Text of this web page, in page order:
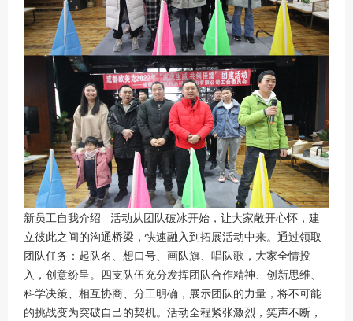
新员工自我介绍 活动从团队破冰开始，让大家敞开心怀，建
立彼此之间的沟通桥梁，快速融入到拓展活动中来。通过领取
团队任务：起队名、想口号、画队旗、唱队歌，大家全情投
入，创意纷呈。四支队伍充分发挥团队合作精神、创新思维、
科学决策、相互协商、分工明确，展示团队的力量，将不可能
的挑战变为突破自己的契机。活动全程紧张激烈，笑声不断，